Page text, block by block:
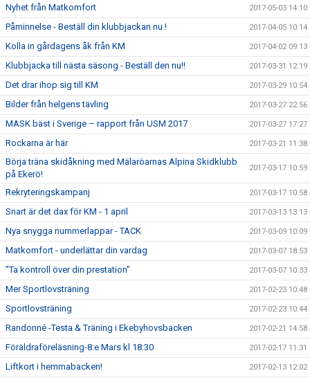
Nyhet från Matkomfort 2017-05-03 14:10
Påminnelse - Beställ din klubbjackan nu ! 2017-04-05 10:14
Kolla in gårdagens åk från KM 2017-04-02 09:13
Klubbjacka till nästa säsong - Beställ den nu!! 2017-03-31 12:19
Det drar ihop sig till KM 2017-03-29 10:54
Bilder från helgens tävling 2017-03-27 22:56
MASK bäst i Sverige – rapport från USM 2017 2017-03-27 17:27
Rockarna är här 2017-03-21 11:38
Börja träna skidåkning med Mälaröarnas Alpina Skidklubb
på Ekerö!
2017-03-17 10:59
Rekryteringskampanj 2017-03-17 10:58
Snart är det dax för KM - 1 april 2017-03-13 13:13
Nya snygga nummerlappar - TACK 2017-03-09 10:09
Matkomfort - underlättar din vardag 2017-03-07 18:53
”Ta kontroll över din prestation” 2017-03-07 10:33
Mer Sportlovsträning 2017-02-23 10:48
Sportlovsträning 2017-02-23 10:44
Randonné -Testa & Träning i Ekebyhovsbacken 2017-02-21 14:58
Föräldraföreläsning-8:e Mars kl 18:30 2017-02-17 11:31
Liftkort i hemmabacken! 2017-02-13 12:02